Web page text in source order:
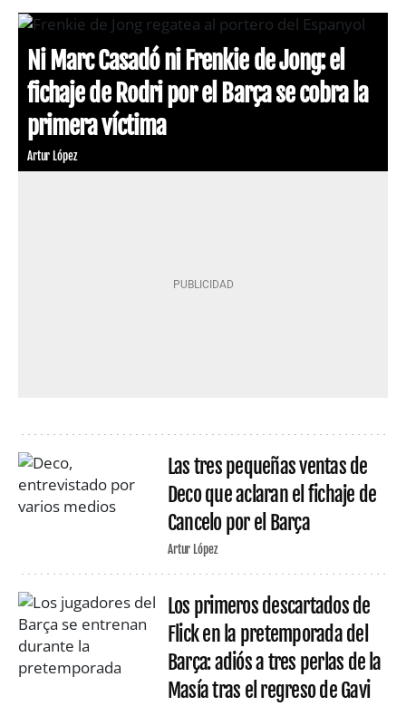
Ni Marc Casadó ni Frenkie de Jong: el
fichaje de Rodri por el Barça se cobra la
primera víctima
Artur López
Las tres pequeñas ventas de
Deco que aclaran el fichaje de
Cancelo por el Barça
Artur López
Los primeros descartados de
Flick en la pretemporada del
Barça: adiós a tres perlas de la
Masía tras el regreso de Gavi